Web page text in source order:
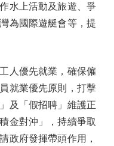
水上活動及旅遊、爭
為國際遊艇會等，提
優先就業，確保僱
就業優先原則，打擊
及「假招聘」維護正
金對沖」，持續爭取
政府發揮帶頭作用，